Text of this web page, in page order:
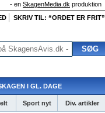
- en SkagenMedia.dk produktion
SKRIV TIL: “ORDET ER FRIT”
I GL. DAGE
Sport nyt Div. artikler